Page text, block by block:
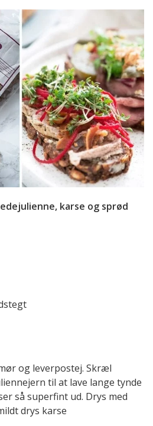
karse og sprød
og leverpostej. Skræl
til at lave lange tynde
så superfint ud. Drys med
drys karse